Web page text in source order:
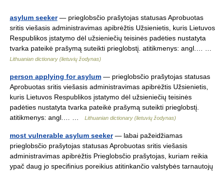
asylum seeker— prieglobsčio prašytojas statusas Aprobuotas
sritis viešasis administravimas apibrėžtis Užsienietis, kuris Lietuvos
Respublikos įstatymo dėl užsieniečių teisinės padėties nustatyta
tvarka pateikė prašymą suteikti prieglobstį. atitikmenys: angl.… …
Lithuanian dictionary (lietuvių žodynas)
person applying for asylum — prieglobsčio prašytojas statusas
Aprobuotas sritis viešasis administravimas apibrėžtis Užsienietis,
kuris Lietuvos Respublikos įstatymo dėl užsieniečių teisinės
padėties nustatyta tvarka pateikė prašymą suteikti prieglobstį.
atitikmenys: angl.… …
Lithuanian dictionary (lietuvių žodynas)
most vulnerable asylum seeker— labai pažeidžiamas
prieglobsčio prašytojas statusas Aprobuotas sritis viešasis
administravimas apibrėžtis Prieglobsčio prašytojas, kuriam reikia
ypač daug jo specifinius poreikius atitinkančio valstybės tarnautojų